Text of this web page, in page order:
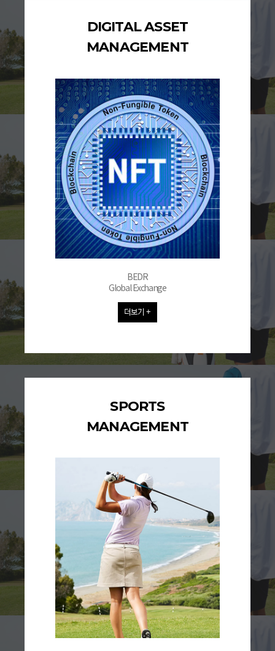
DIGITAL ASSET
MANAGEMENT
BEDR
Global Exchange
더보기 +
SPORTS
MANAGEMENT